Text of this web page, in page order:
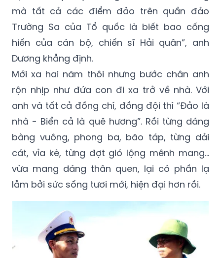
mà tất cả các điểm đảo trên quần đảo
Trường Sa của Tổ quốc là biết bao cống
hiến của cán bộ, chiến sĩ Hải quân”, anh
Dương khẳng định.
Mới xa hai năm thôi nhưng bước chân anh
rộn nhịp như đứa con đi xa trở về nhà. Với
anh và tất cả đồng chí, đồng đội thì “Đảo là
nhà - Biển cả là quê hương”. Rồi từng dáng
bàng vuông, phong ba, bão táp, từng dải
cát, vỉa kè, từng đợt gió lộng mênh mang…
vừa mang dáng thân quen, lại có phần lạ
lẫm bởi sức sống tươi mới, hiện đại hơn rồi.